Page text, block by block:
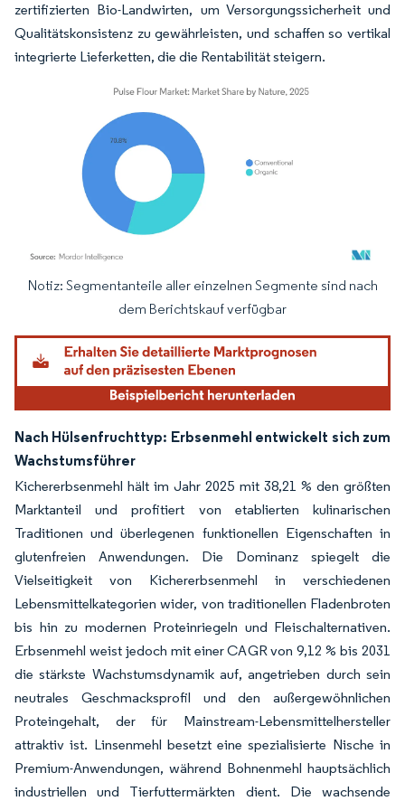
zertifizierten Bio-Landwirten, um Versorgungssicherheit und
Qualitätskonsistenz zu gewährleisten, und schaffen so vertikal
integrierte Lieferketten, die die Rentabilität steigern.
Bild © Mordor Intelligence. Wiederverwendung erfordert Namensnennung
Notiz: Segmentanteile aller einzelnen Segmente sind nach
dem Berichtskauf verfügbar
Nach Hülsenfruchttyp: Erbsenmehl entwickelt sich zum
Wachstumsführer
Kichererbsenmehl hält im Jahr 2025 mit 38,21 % den größten
Marktanteil und profitiert von etablierten kulinarischen
Traditionen und überlegenen funktionellen Eigenschaften in
glutenfreien Anwendungen. Die Dominanz spiegelt die
Vielseitigkeit von Kichererbsenmehl in verschiedenen
Lebensmittelkategorien wider, von traditionellen Fladenbroten
bis hin zu modernen Proteinriegeln und Fleischalternativen.
Erbsenmehl weist jedoch mit einer CAGR von 9,12 % bis 2031
die stärkste Wachstumsdynamik auf, angetrieben durch sein
neutrales Geschmacksprofil und den außergewöhnlichen
Proteingehalt, der für Mainstream-Lebensmittelhersteller
attraktiv ist. Linsenmehl besetzt eine spezialisierte Nische in
Premium-Anwendungen, während Bohnenmehl hauptsächlich
industriellen und Tierfuttermärkten dient. Die wachsende